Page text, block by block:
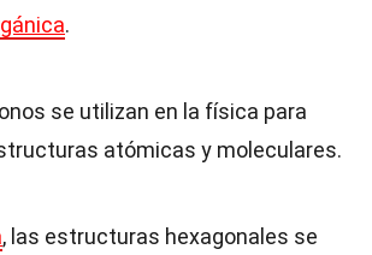
.
se utilizan en la física para
atómicas y moleculares.
, las estructuras hexagonales se